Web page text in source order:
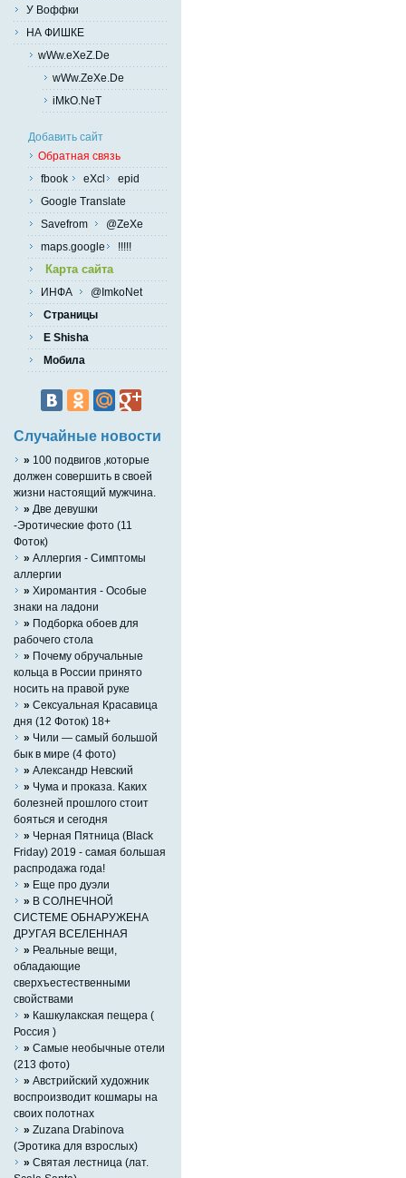
У Воффки
НА ФИШКЕ
wWw.eXeZ.De
wWw.ZeXe.De
iMkO.NeT
Добавить сайт
Обратная связь
fbook
eXcl
epid
Google Translate
Savefrom
@ZeXe
maps.google
!!!!!
Карта сайта
ИНФА
@ImkoNet
Страницы
E Shisha
Мобила
Случайные новости
» 100 подвигов ,которые
должен совершить в своей
жизни настоящий мужчина.
» Две девушки
-Эротические фото (11
Фоток)
» Аллергия - Симптомы
аллергии
» Хиромантия - Особые
знаки на ладони
» Подборка обоев для
рабочего стола
» Почему обручальные
кольца в России принято
носить на правой руке
» Сексуальная Красавица
дня (12 Фоток) 18+
» Чили — самый большой
бык в мире (4 фото)
» Александр Невский
» Чума и проказа. Каких
болезней прошлого стоит
бояться и сегодня
» Черная Пятница (Black
Friday) 2019 - самая большая
распродажа года!
» Eще про дуэли
» В СОЛНЕЧНОЙ
СИСТЕМЕ ОБНАРУЖЕНА
ДРУГАЯ ВСЕЛЕННАЯ
» Реальные вещи,
обладающие
сверхъестественными
свойствами
» Кашкулакская пещера (
Россия )
» Самые необычные отели
(213 фото)
» Австрийский художник
воспроизводит кошмары на
своих полотнах
» Zuzana Drabinova
(Эротика для взрослых)
» Святая лестница (лат.